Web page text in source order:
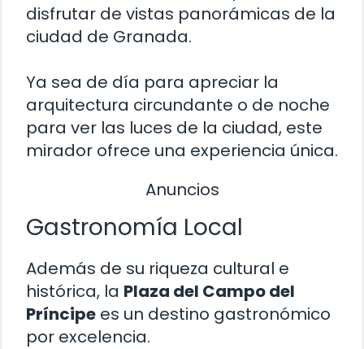
disfrutar de vistas panorámicas de la
ciudad de Granada.
Ya sea de día para apreciar la
arquitectura circundante o de noche
para ver las luces de la ciudad, este
mirador ofrece una experiencia única.
Anuncios
Gastronomía Local
Además de su riqueza cultural e
histórica, la Plaza del Campo del
Príncipe es un destino gastronómico
por excelencia.